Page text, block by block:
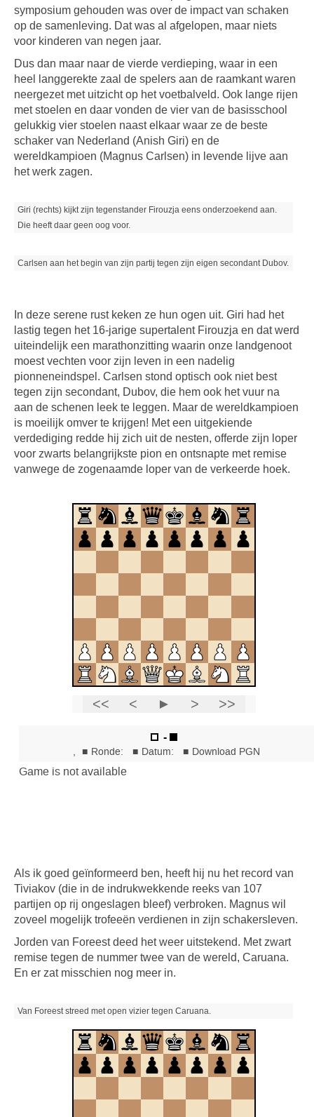
symposium gehouden was over de impact van schaken
op de samenleving. Dat was al afgelopen, maar niets
voor kinderen van negen jaar.
Dus dan maar naar de vierde verdieping, waar in een
heel langgerekte zaal de spelers aan de raamkant waren
neergezet met uitzicht op het voetbalveld. Ook lange rijen
met stoelen en daar vonden de vier van de basisschool
gelukkig vier stoelen naast elkaar waar ze de beste
schaker van Nederland (Anish Giri) en de
wereldkampioen (Magnus Carlsen) in levende lijve aan
het werk zagen.
Giri (rechts) kijkt zijn tegenstander Firouzja eens onderzoekend aan.
Die heeft daar geen oog voor.
Carlsen aan het begin van zijn partij tegen zijn eigen secondant Dubov.
In deze serene rust keken ze hun ogen uit. Giri had het
lastig tegen het 16-jarige supertalent Firouzja en dat werd
uiteindelijk een marathonzitting waarin onze landgenoot
moest vechten voor zijn leven in een nadelig
pionneneindspel. Carlsen stond optisch ook niet best
tegen zijn secondant, Dubov, die hem ook het vuur na
aan de schenen leek te leggen. Maar de wereldkampioen
is moeilijk omver te krijgen! Met een uitgekiende
verdediging redde hij zich uit de nesten, offerde zijn loper
voor zwarts belangrijkste pion en ontsnapte met remise
vanwege de zogenaamde loper van de verkeerde hoek.
Als ik goed geïnformeerd ben, heeft hij nu het record van
Tiviakov (die in de indrukwekkende reeks van 107
partijen op rij ongeslagen bleef) verbroken. Magnus wil
zoveel mogelijk trofeeën verdienen in zijn schakersleven.
Jorden van Foreest deed het weer uitstekend. Met zwart
remise tegen de nummer twee van de wereld, Caruana.
En er zat misschien nog meer in.
Van Foreest streed met open vizier tegen Caruana.